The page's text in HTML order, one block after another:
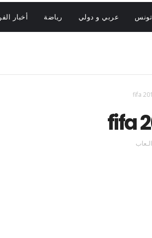
تونس عربي و دولي رياضة أخبار
الـعاب